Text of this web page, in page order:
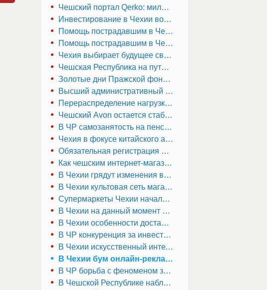
Чешский портал Qerko: миллион пользователей и курс на Европу с новой гастрокартой
Инвестирование в Чехии возможно для всех: старт с сотни крон
Помощь пострадавшим в Чехии: как работодатели и самозанятые могут избежать штрафов за неуплату социальных взносов
Помощь пострадавшим в Чехии: как работодатели и самозанятые могут избежать штрафов за неуплату социальных взносов
Чехия выбирает будущее своей энергетики
Чешская Республика на пути к зеленому будущему: как компании адаптируются к новым экологическим реалиям
Золотые дни Пражской фондовой биржи прошли
Высший административный суд Чехии вынес важное решение по налоговым вычетам в холдинговых структурах
Перераспределение нагрузки на органы социального страхования в Чехии
Чешский Avon остается стабильным, пока американский бренд терпит неудачу
В ЧР самозанятость на пенсии: выгодно ли с точки зрения налогообложения?
Чехия в фокусе китайского автогиганта: новые производственные мощности в Европе
Обязательная регистрация в ЧУСО: что нужно знать работодателям и работникам по ДВР
Как чешским интернет-магазинам избежать конфликтов с ČOI и недобросовестными клиентами
В Чехии грядут изменения в договорах подряда с августа 2024 года
В Чехии культовая сеть магазинов электроники «Окей» распродает активы
Супермаркеты Чехии начали судебный спор о правилах скидок
В Чехии на данный момент успешными оказываются только перспективные стартапы
В Чехии особенности доставки товаров заметно различаются между регионами и городами
В ЧР конкуренция за инвестиции: приоритеты для новой государственной компании
В Чехии искусственный интеллект находит поддержку у бизнесменов
В Чехии бум онлайн-рекламы: исторический рост
В ЧР борьба с феноменом зомби-компаний: продажа или закрытие как решение
В Чешской Республике наблюдается растущая тенденция к инвестициям в акции